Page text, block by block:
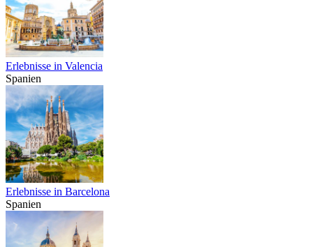
Erlebnisse in Valencia
Spanien
Erlebnisse in Barcelona
Spanien